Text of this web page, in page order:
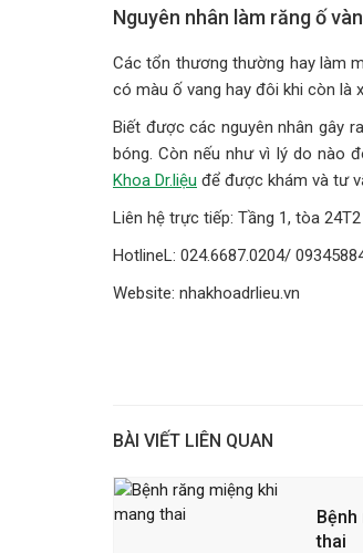
Nguyên nhân làm răng ố
Các tổn thương thường hay làm
có màu ố vang hay đôi khi còn là
Biết được các nguyên nhân gây
bóng. Còn nếu như vì lý do nào
Khoa Dr.liệu để được khám và tư
Liên hệ trực tiếp: Tầng 1, tòa
HotlineL: 024.6687.0204/
Website: nhakhoadrlieu.vn
BÀI VIẾT LIÊN QUAN
thai